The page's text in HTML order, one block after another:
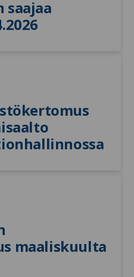
saajaa
maaliskuulta